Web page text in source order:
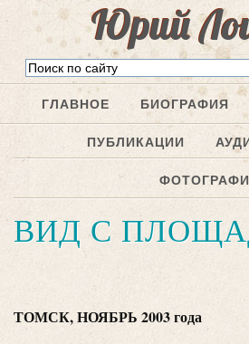
Юрий
ГЛАВНОЕ БИОГРАФИЯ
ПУБЛИКАЦИИ
ВИД С
ТОМСК, НОЯБРЬ 2003 года